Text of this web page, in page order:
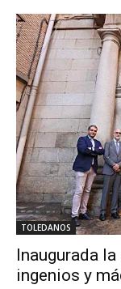
TOLEDANOS
Inaugurada
ingenios y